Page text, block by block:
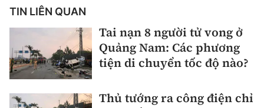
TIN LIÊN QUAN
Tai nạn 8 người tử vong ở
Quảng Nam: Các phương
tiện di chuyển tốc độ nào?
Thủ tướng ra công điện chỉ